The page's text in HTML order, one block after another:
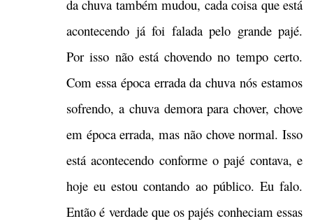
da chuva também mudou, cada coisa que está
acontecendo já foi falada pelo grande pajé.
Por isso não está chovendo no tempo certo.
Com essa época errada da chuva nós estamos
sofrendo, a chuva demora para chover, chove
em época errada, mas não chove normal. Isso
está acontecendo conforme o pajé contava, e
hoje eu estou contando ao público. Eu falo.
Então é verdade que os pajés conheciam essas